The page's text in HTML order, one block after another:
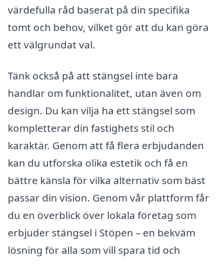
värdefulla råd baserat på din specifika
tomt och behov, vilket gör att du kan göra
ett välgrundat val.
Tänk också på att stängsel inte bara
handlar om funktionalitet, utan även om
design. Du kan vilja ha ett stängsel som
kompletterar din fastighets stil och
karaktär. Genom att få flera erbjudanden
kan du utforska olika estetik och få en
bättre känsla för vilka alternativ som bäst
passar din vision. Genom vår plattform får
du en överblick över lokala företag som
erbjuder stängsel i Stöpen – en bekväm
lösning för alla som vill spara tid och